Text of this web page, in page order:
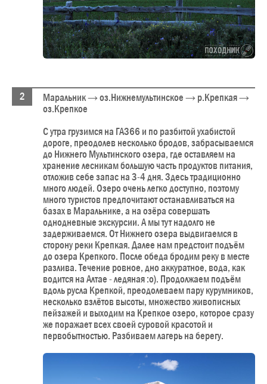
Маральник → оз.Нижнемультинское → р.Крепкая →
оз.Крепкое
С утра грузимся на ГАЗ66 и по разбитой ухабистой
дороге, преодолев несколько бродов, забрасываемся
до Нижнего Мультинского озера, где оставляем на
хранение лесникам большую часть продуктов питания,
отложив себе запас на 3-4 дня. Здесь традиционно
много людей. Озеро очень легко доступно, поэтому
много туристов предпочитают останавливаться на
базах в Маральнике, а на озёра совершать
однодневные экскурсии. А мы тут надолго не
задерживаемся. От Нижнего озера выдвигаемся в
сторону реки Крепкая. Далее нам предстоит подъём
до озера Крепкого. После обеда бродим реку в месте
разлива. Течение ровное, дно аккуратное, вода, как
водится на Алтае - ледяная :о). Продолжаем подъём
вдоль русла Крепкой, преодолеваем пару курумников,
несколько взлётов высоты, множество живописных
пейзажей и выходим на Крепкое озеро, которое сразу
же поражает всех своей суровой красотой и
первобытностью. Разбиваем лагерь на берегу.